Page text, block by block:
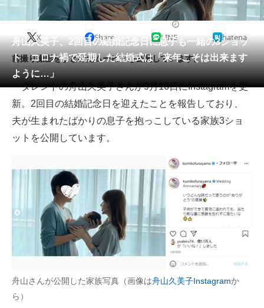
リサーチ
会員記事
メディア
注目記事を集めた総合ページ
ITの今と未来を見通す
スマホと通信の最新トレンド
好きが集まる 比べて選べる
ビジネスと働き方のヒント
AI活用のいまが分かる
舟山久美子、2回目の結婚記念日に息子も一緒の3ショッ
ト コロナ禍で延期した結婚式は「来年こそは出来ます
ように…」
X Share LINE hatena
前撮り撮影をまとめたムービーを公開しています。
タレントの舟山久美子さんが9月16日にInstagramを更
新。2回目の結婚記念日を迎えたことを報告しており、
夫が生まれたばかりの息子を抱っこしている家族3ショ
ットを公開しています。
舟山さんが公開した家族写真（画像は舟山久美子Instagramか
ら）